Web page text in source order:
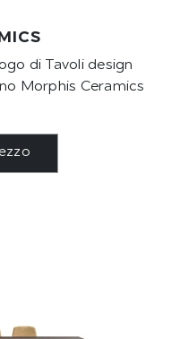
di Tavoli design
Morphis Ceramics